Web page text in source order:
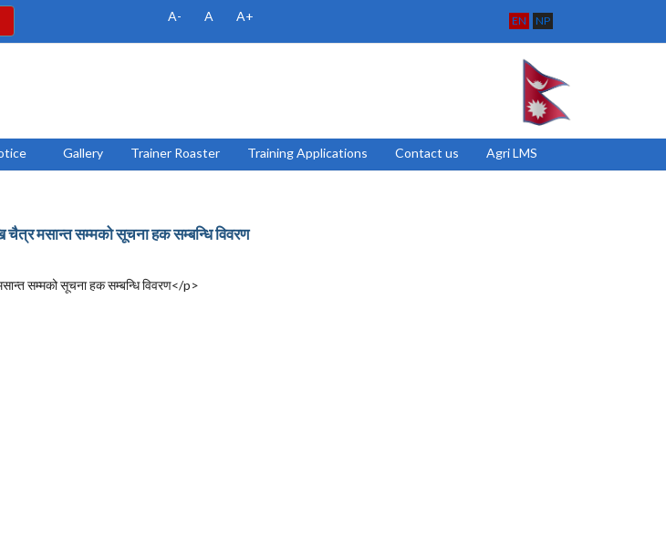
A- A A+ EN NP
Gallery Trainer Roaster Training Applications Contact us Agri LMS
मसान्त सम्मको सूचना हक सम्बन्धि विवरण
सम्मको सूचना हक सम्बन्धि विवरण</p>